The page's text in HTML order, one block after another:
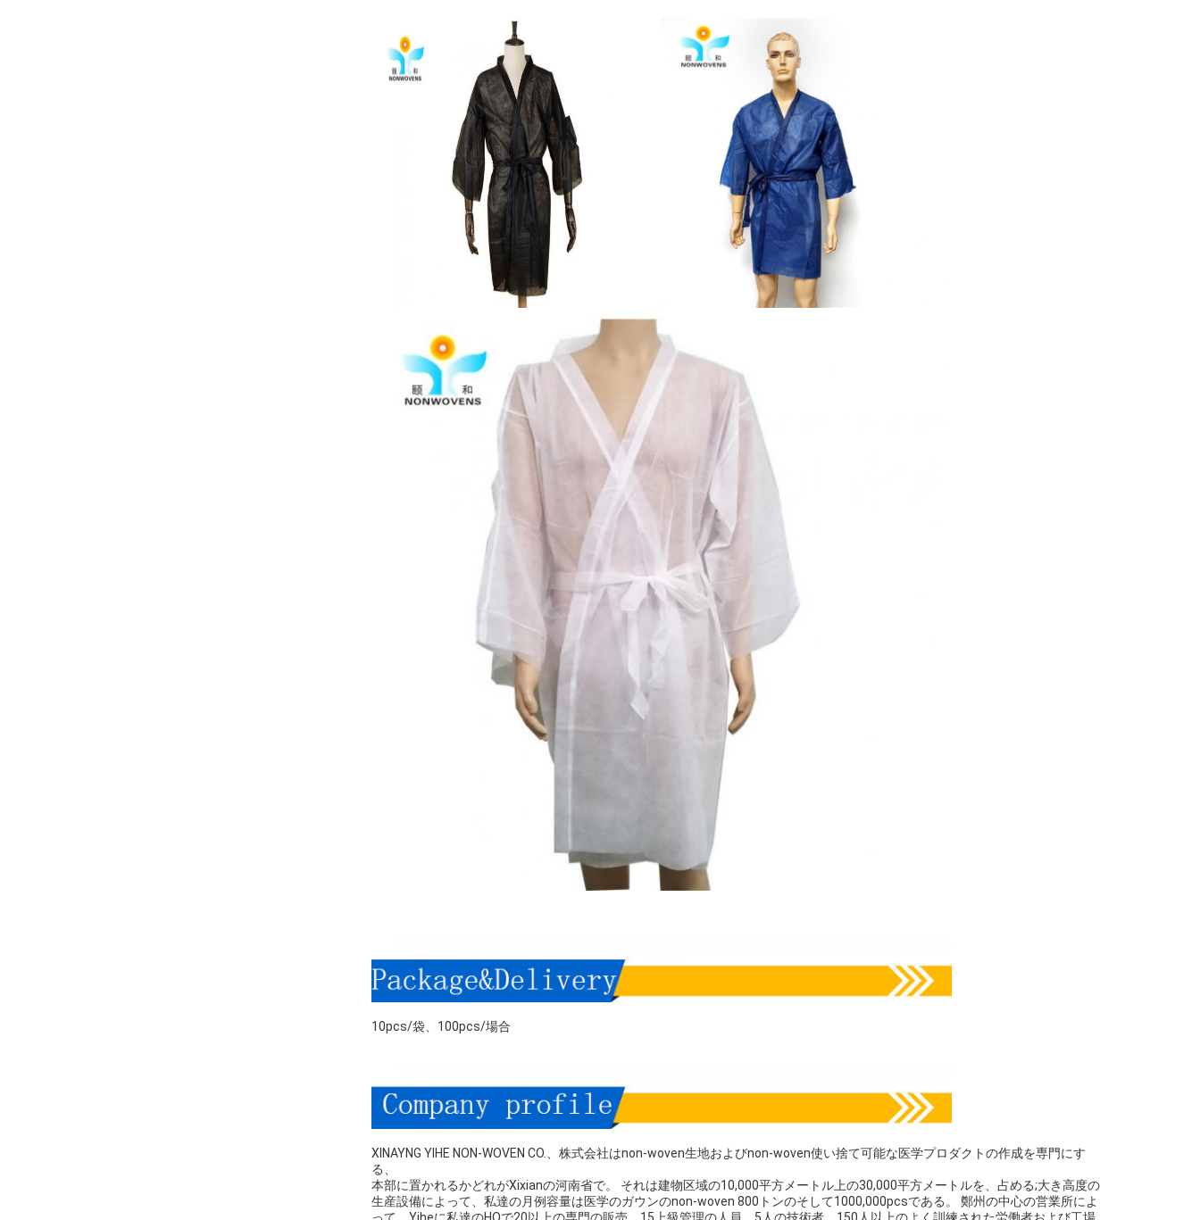
10pcs/袋、100pcs/場合
XINAYNG YIHE NON-WOVEN CO.、株式会社はnon-woven生地およびnon-woven使い捨て可能な医学プロダクトの作成を専門にす
る、
本部に置かれるかどれがXixianの河南省で。 それは建物区域の10,000平方メートル上の30,000平方メートルを、占める;大き高度の
生産設備によって、私達の月例容量は医学のガウンのnon-woven 800トンのそして1000,000pcsである。 鄭州の中心の営業所によ